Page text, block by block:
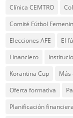
Clínica CEMTRO
Comité Fútbol
Elecciones AFE
El
Financiero
Korantina Cup
Más
Oferta formativa
Planificación financiera